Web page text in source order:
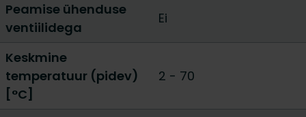
Peamise ühenduse
ventiilidega
Ei
Keskmine
temperatuur (pidev)
[°C]
2 - 70